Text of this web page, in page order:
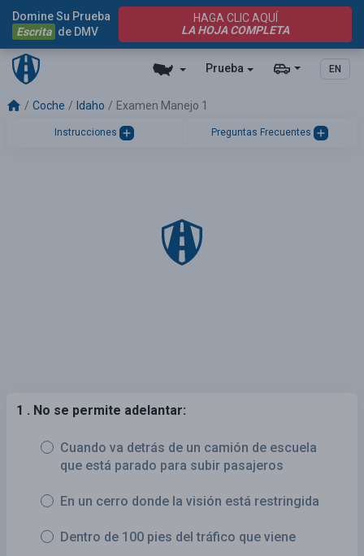
Prueba EN
Domine Su Prueba
Escrita de DMV
HAGA CLIC AQUÍ
LA HOJA COMPLETA
Coche Idaho Examen Manejo 1
Instrucciones Preguntas Frecuentes
1 . No se permite adelantar:
Cuando va detrás de un camión de escuela
que está parado para subir pasajeros
En un cerro donde la visión está restringida
Dentro de 100 pies del tráfico que viene